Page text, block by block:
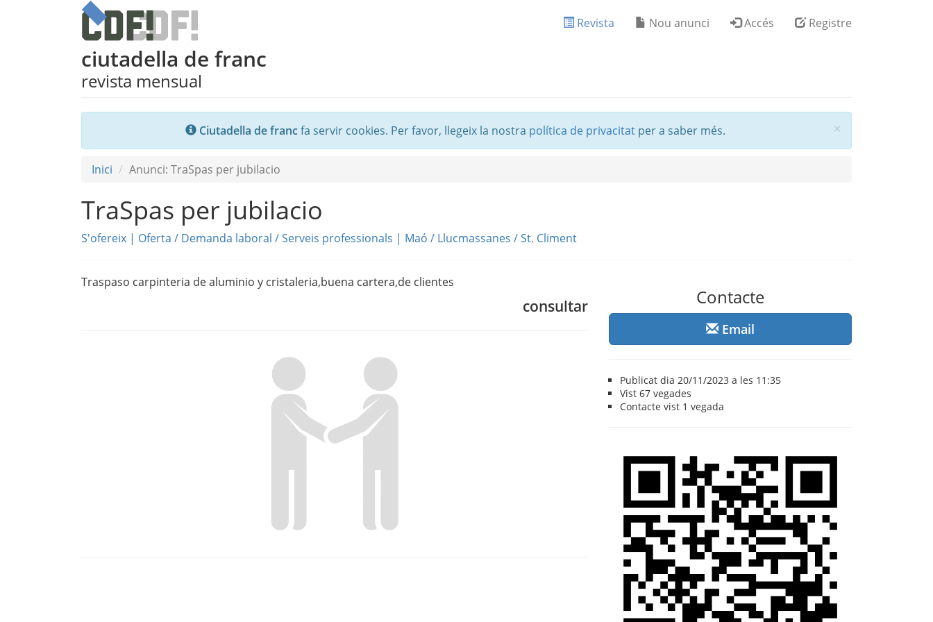
Revista Nou anunci Accés Registre
ciutadella de franc
revista mensual
×
Ciutadella de francfa servir cookies. Per favor, llegeix la nostra política de privacitat per a saber més.
Inici Anunci: TraSpas per jubilacio
TraSpas per jubilacio
S'ofereix | Oferta / Demanda laboral /Serveis professionals | Maó / Llucmassanes / St. Climent
Traspaso carpinteria de aluminio y cristaleria,buena cartera,de clientes
consultar Contacte
Email
Publicat dia 20/11/2023 a les 11:35
Vist67 vegades
Contacte vist 1 vegada